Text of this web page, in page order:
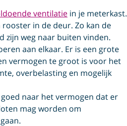
ventilatie in je meterkast.
in de deur. Zo kan de
zijn weg naar buiten vinden.
aan elkaar. Er is een grote
vermogen te groot is voor het
overbelasting en mogelijk
naar het vermogen dat er
mag worden om